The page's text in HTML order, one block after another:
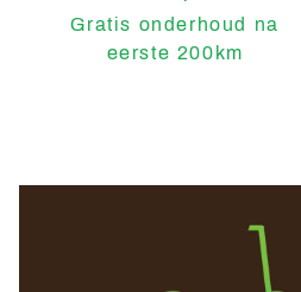
Gratis onderhoud na
eerste 200km